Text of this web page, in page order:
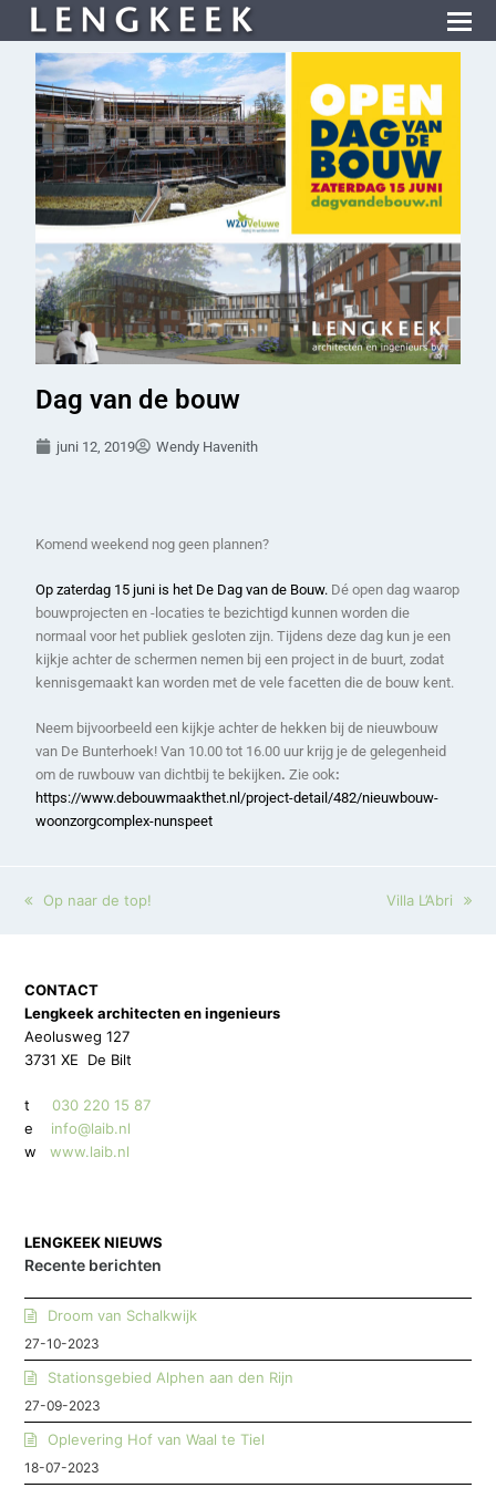
Dag van de bouw
juni 12, 2019 Wendy Havenith
Komend weekend nog geen plannen?
Op zaterdag 15 juni is het De Dag van de Bouw. Dé open dag waarop
bouwprojecten en -locaties te bezichtigd kunnen worden die
normaal voor het publiek gesloten zijn. Tijdens deze dag kun je een
kijkje achter de schermen nemen bij een project in de buurt, zodat
kennisgemaakt kan worden met de vele facetten die de bouw kent.
Neem bijvoorbeeld een kijkje achter de hekken bij de nieuwbouw
van De Bunterhoek! Van 10.00 tot 16.00 uur krijg je de gelegenheid
om de ruwbouw van dichtbij te bekijken.Zie ook:
https://www.debouwmaakthet.nl/project-detail/482/nieuwbouw-
woonzorgcomplex-nunspeet
Op naar de top! Villa L’Abri
CONTACT
Lengkeek architecten en ingenieurs
Aeolusweg 127
3731 XE De Bilt
t030 220 15 87
e info@laib.nl
w
www.laib.nl
LENGKEEK NIEUWS
Recente berichten
Droom van Schalkwijk
27-10-2023
Stationsgebied Alphen aan den Rijn
27-09-2023
Oplevering Hof van Waal te Tiel
18-07-2023